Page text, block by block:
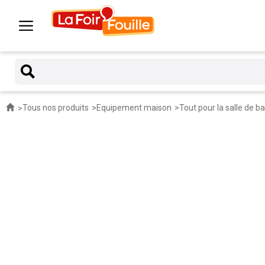
Tous nos produits Equipement maison Tout pour la salle de